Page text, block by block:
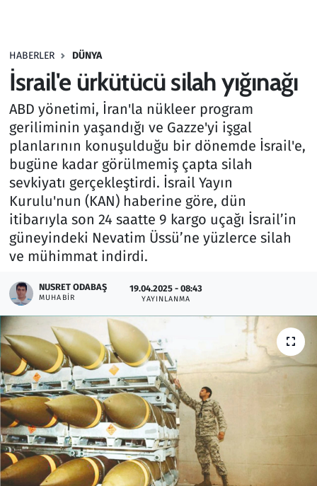
HABERLER DÜNYA
İsrail'e ürkütücü silah yığınağı
ABD yönetimi, İran'la nükleer program
geriliminin yaşandığı ve Gazze'yi işgal
planlarının konuşulduğu bir dönemde İsrail'e,
bugüne kadar görülmemiş çapta silah
sevkiyatı gerçekleştirdi. İsrail Yayın
Kurulu'nun (KAN) haberine göre, dün
itibarıyla son 24 saatte 9 kargo uçağı İsrail’in
güneyindeki Nevatim Üssü’ne yüzlerce silah
ve mühimmat indirdi.
NUSRET ODABAŞ
MUHABIR
19.04.2025 - 08:43
YAYINLANMA
Haber
Kurumsal Haberler
Lezzet Durağı
Memur ve Kamu
Otomobil
Ramazan
Resmi İlanlar
Rüya Tabirleri
Sağlık
Savunma Sanayi